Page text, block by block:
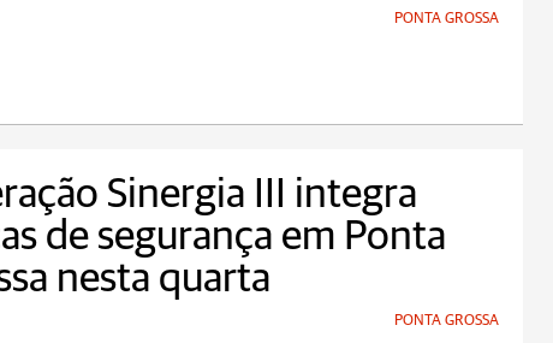
PONTA GROSSA
Sinergia III integra
de segurança em Ponta
nesta quarta
PONTA GROSSA